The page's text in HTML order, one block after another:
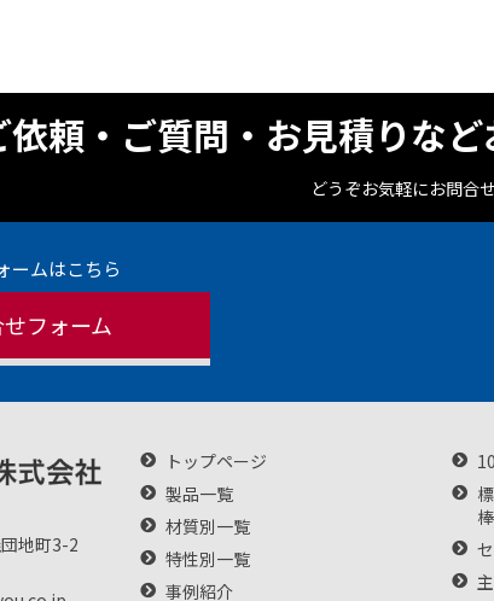
依頼・ご質問・お見積りなど
どうぞお気軽にお問合
ームはこちら
フォーム
地町3-2
トップページ
製品一覧
材質別一覧
特性別一覧
事例紹介